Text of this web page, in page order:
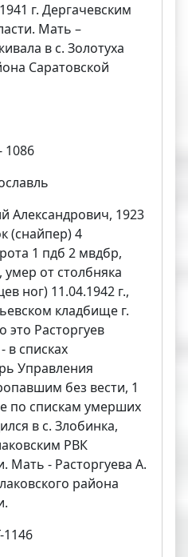
г. Дергачевским
Мать –
в с. Золотуха
Саратовской
1086
Александрович, 1923
(снайпер) 4
1 пдб 2 мвдбр,
умер от столбняка
ног) 11.04.1942 г.,
кладбище г.
это Расторгуев
в списках
Управления
без вести, 1
по спискам умерших
в с. Злобинка,
РВК
Мать - Расторгуева А.
района
1146